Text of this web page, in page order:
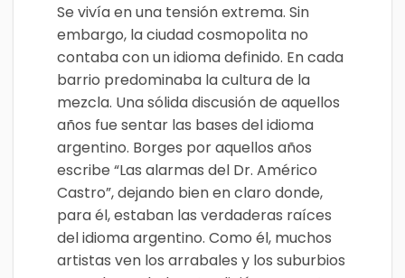
Se vivía en una tensión extrema. Sin
embargo, la ciudad cosmopolita no
contaba con un idioma definido. En cada
barrio predominaba la cultura de la
mezcla. Una sólida discusión de aquellos
años fue sentar las bases del idioma
argentino. Borges por aquellos años
escribe “Las alarmas del Dr. Américo
Castro”, dejando bien en claro donde,
para él, estaban las verdaderas raíces
del idioma argentino. Como él, muchos
artistas ven los arrabales y los suburbios